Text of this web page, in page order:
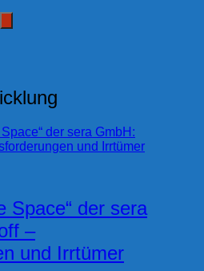
Space“ der sera
–
und Irrtümer